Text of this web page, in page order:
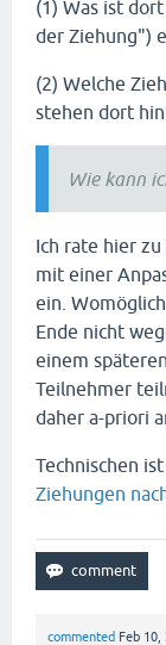
(1) Was ist
der Ziehung")
(2) Welche
stehen dort
Wie kann
Ich rate hier
mit einer
ein.
Ende nicht
einem
Teilnehmer
daher a-priori
Technischen
Ziehungen
commented Feb 10,